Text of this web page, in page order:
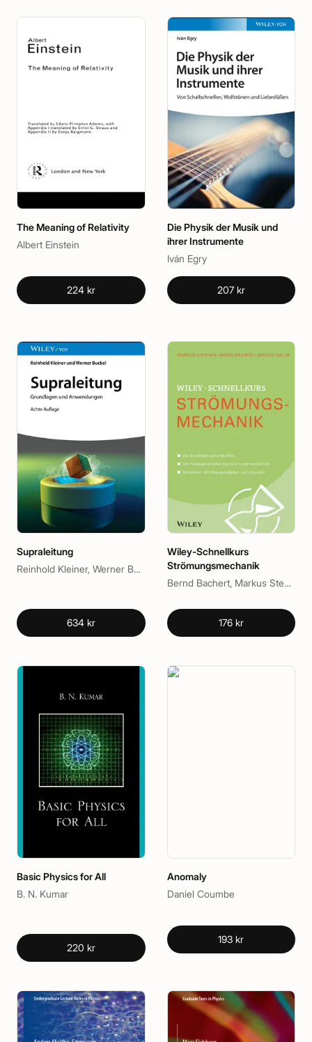
The Meaning of Relativity
Albert Einstein
224 kr
Die Physik der Musik und
ihrer Instrumente
Iván Egry
207 kr
Supraleitung
Reinhold Kleiner, Werner Buckel
634 kr
Wiley-Schnellkurs
Strömungsmechanik
Bernd Bachert, Markus Stephan, Matevz Dular
176 kr
Basic Physics for All
B. N. Kumar
220 kr
Anomaly
Daniel Coumbe
193 kr